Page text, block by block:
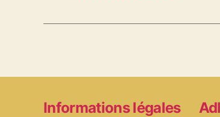
Informations légales